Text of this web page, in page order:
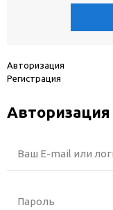
Авторизация
Регистрация
Авторизация
Ваш E-mail или
Пароль